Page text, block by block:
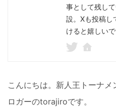
事として残し
設。Xも投稿し
けると嬉しいで
こんにちは。新人王トーナ
ロガーのtorajiroです。